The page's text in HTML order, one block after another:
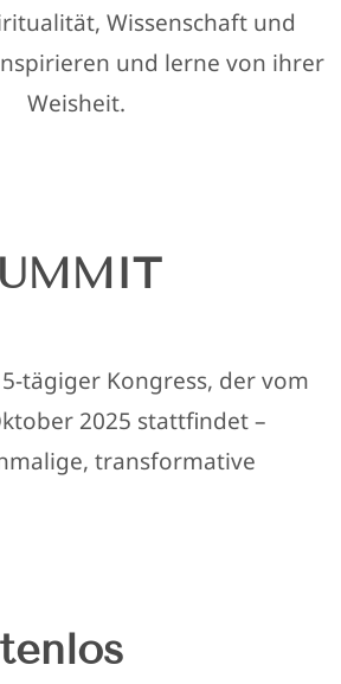
Wissenschaft und
und lerne von ihrer
Weisheit.
tägiger Kongress, der vom
2025 stattfindet –
transformative